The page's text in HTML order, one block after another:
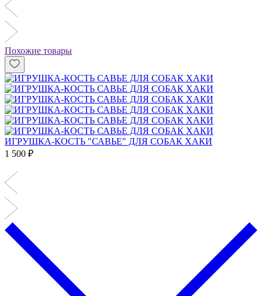
Похожие товары
ИГРУШКА-КОСТЬ "САВЬЕ" ДЛЯ СОБАК ХАКИ
1 500 ₽